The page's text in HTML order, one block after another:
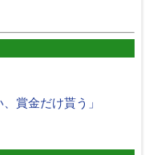
賞金だけ貰う」